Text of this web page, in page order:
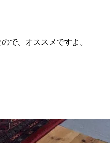
ので、オススメですよ。